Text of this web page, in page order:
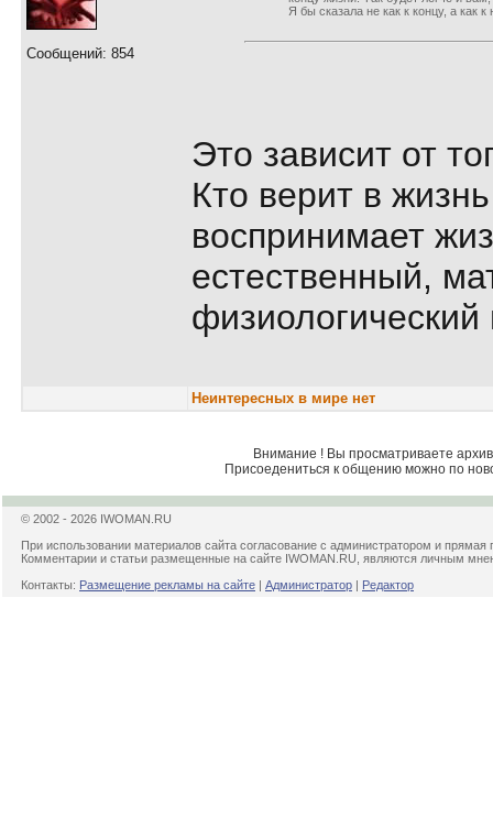
Сообщений: 854
Я бы сказала не как к концу, а как
Это зависит от
Кто верит в
воспринимает
естественный,
физиологический
Неинтересных в мире нет
Внимание ! Вы просматриваете
Присоедениться к общению можно по
© 2002 - 2026 IWOMAN.RU
При использовании материалов сайта согласование с администратором и прямая
Комментарии и статьи размещенные на сайте IWOMAN.RU, являются личным
Контакты: Размещение рекламы на сайте | Администратор | Редактор